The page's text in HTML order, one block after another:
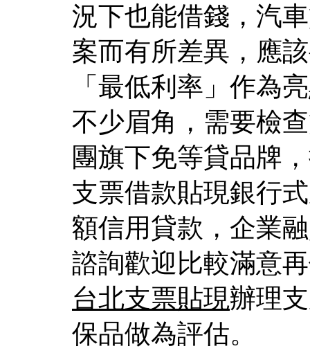
況下也能借錢，汽
案而有所差異，應
「最低利率」作為
不少眉角，需要檢
團旗下免等貸品牌
支票借款貼現銀行
額信用貸款，企業
諮詢歡迎比較滿意
台北支票貼現辦理
保品做為評估。